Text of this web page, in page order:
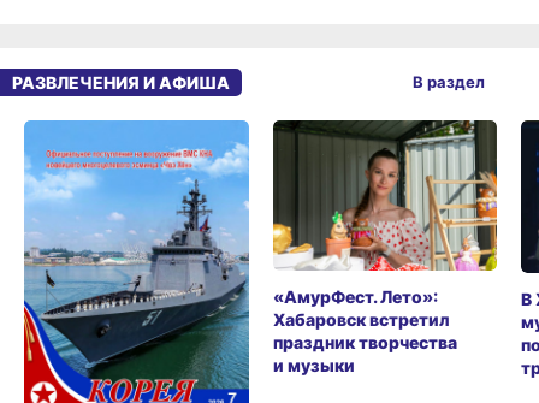
РАЗВЛЕЧЕНИЯ И АФИША
«АмурФест. Лето»:
Хабаровск встретил
праздник творчества
и музыки
В
В раздел